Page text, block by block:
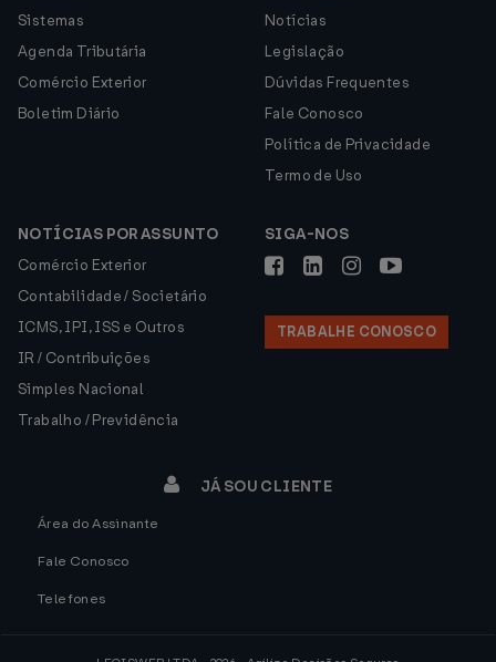
Sistemas
Agenda Tributária
Comércio Exterior
Boletim Diário
Notícias
Legislação
Dúvidas Frequentes
Fale Conosco
Política de Privacidade
Termo de Uso
NOTÍCIAS POR ASSUNTO
Comércio Exterior
Contabilidade / Societário
ICMS, IPI, ISS e Outros
IR / Contribuições
Simples Nacional
Trabalho / Previdência
SIGA-NOS
TRABALHE CONOSCO
JÁ SOU CLIENTE
Área do Assinante
Fale Conosco
Telefones